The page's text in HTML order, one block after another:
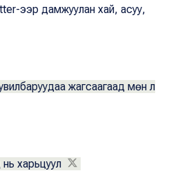
ээр дамжуулан хай, асуу,
жагсаагаад мөн л
харьцуул